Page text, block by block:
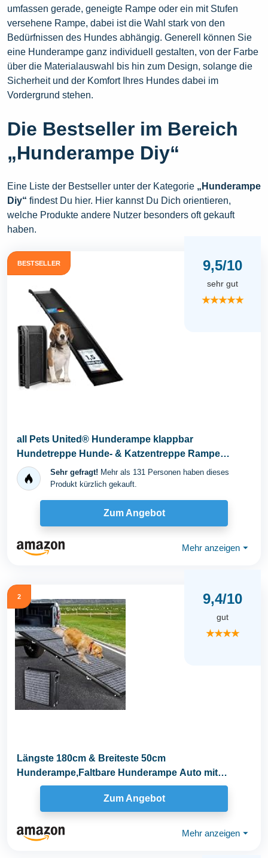
umfassen gerade, geneigte Rampe oder ein mit Stufen
versehene Rampe, dabei ist die Wahl stark von den
Bedürfnissen des Hundes abhängig. Generell können Sie
eine Hunderampe ganz individuell gestalten, von der Farbe
über die Materialauswahl bis hin zum Design, solange die
Sicherheit und der Komfort Ihres Hundes dabei im
Vordergrund stehen.
Die Bestseller im Bereich
„Hunderampe Diy“
Eine Liste der Bestseller unter der Kategorie „Hunderampe
Diy“ findest Du hier. Hier kannst Du Dich orientieren,
welche Produkte andere Nutzer besonders oft gekauft
haben.
BESTSELLER 9,5/10
sehr gut
★★★★★
all Pets United® Hunderampe klappbar
Hundetreppe Hunde- & Katzentreppe Rampe
Einstiegshilfe für...
Sehr gefragt! Mehr als 131 Personen haben dieses
Produkt kürzlich gekauft.
Zum Angebot
Mehr anzeigen ⏷
2 9,4/10
gut
★★★★
Längste 180cm & Breiteste 50cm
Hunderampe,Faltbare Hunderampe Auto mit
Rutschfester Teppich...
Zum Angebot
Mehr anzeigen ⏷